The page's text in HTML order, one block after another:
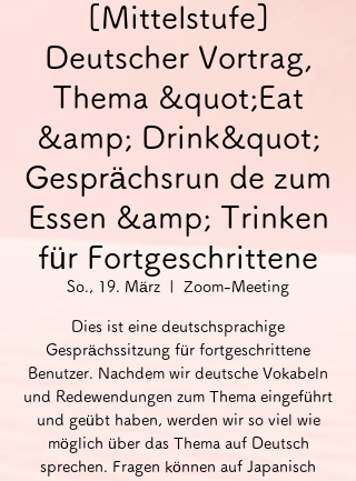
[Mittelstufe]
Deutscher Vortrag,
Thema &quot;Eat
&amp; Drink&quot;
Gesprächsrun de zum
Essen &amp; Trinken
für Fortgeschrittene
So., 19. März Zoom-Meeting
Dies ist eine deutschsprachige
Gesprächssitzung für fortgeschrittene
Benutzer. Nachdem wir deutsche Vokabeln
und Redewendungen zum Thema eingeführt
und geübt haben, werden wir so viel wie
möglich über das Thema auf Deutsch
sprechen. Fragen können auf Japanisch